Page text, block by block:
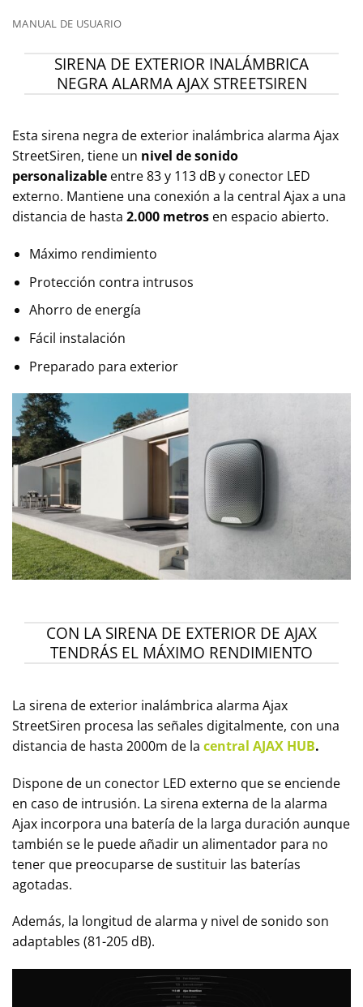
MANUAL DE USUARIO
SIRENA DE EXTERIOR INALÁMBRICA
NEGRA ALARMA AJAX STREETSIREN
Esta sirena negra de exterior inalámbrica alarma Ajax
StreetSiren, tiene un nivel de sonido
personalizable entre 83 y 113 dB y conector LED
externo. Mantiene una conexión a la central Ajax a una
distancia de hasta 2.000 metros en espacio abierto.
Máximo rendimiento
Protección contra intrusos
Ahorro de energía
Fácil instalación
Preparado para exterior
CON LA SIRENA DE EXTERIOR DE AJAX
TENDRÁS EL MÁXIMO RENDIMIENTO
La sirena de exterior inalámbrica alarma Ajax
StreetSiren procesa las señales digitalmente, con una
distancia de hasta 2000m de la central AJAX HUB.
Dispone de un conector LED externo que se enciende
en caso de intrusión. La sirena externa de la alarma
Ajax incorpora una batería de la larga duración aunque
también se le puede añadir un alimentador para no
tener que preocuparse de sustituir las baterías
agotadas.
Además, la longitud de alarma y nivel de sonido son
adaptables (81-205 dB).